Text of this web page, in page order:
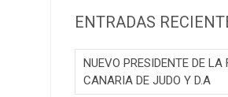
ENTRADAS
NUEVO PRESIDENTE DE LA
CANARIA DE JUDO Y D.A